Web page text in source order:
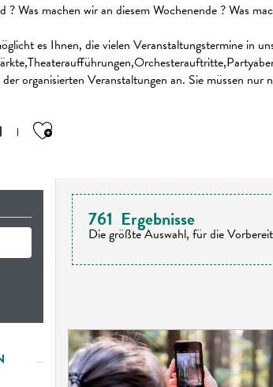
? Was machen wir an diesem Wochenende ? Was
es Ihnen, die vielen Veranstaltungstermine in
organisierten Veranstaltungen an. Sie müssen nur
Ajouter aux favoris
761 Ergebnisse
Die größte Auswahl, für die